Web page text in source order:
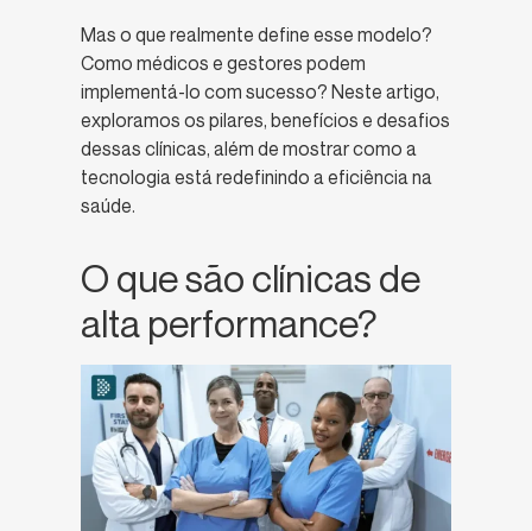
Mas o que realmente define esse modelo?
Como médicos e gestores podem
implementá-lo com sucesso? Neste artigo,
exploramos os pilares, benefícios e desafios
dessas clínicas, além de mostrar como a
tecnologia está redefinindo a eficiência na
saúde.
O que são clínicas de
alta performance?